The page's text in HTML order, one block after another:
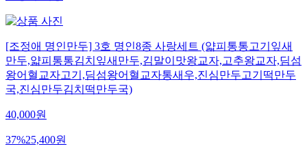
[조정애 명인만두] 3호 명인8종 사랑세트 (얇피통통고기잎새
만두,얇피통통김치잎새만두,김말이맛왕교자,고추왕교자,딤섬
왕어혈교자고기,딤섬왕어혈교자통새우,진심만두고기떡만두
국,진심만두김치떡만두국)
40,000원
37%25,400원